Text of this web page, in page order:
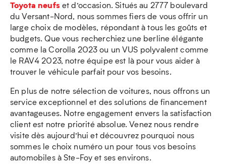
Toyota neufset d’occasion. Situés au 2777 boulevard
du Versant-Nord, nous sommes fiers de vous offrir un
large choix de modèles, répondant à tous les goûts et
budgets. Que vous recherchiez une berline élégante
comme la Corolla 2023 ou un VUS polyvalent comme
le RAV4 2023, notre équipe est là pour vous aider à
trouver le véhicule parfait pour vos besoins.
En plus de notre sélection de voitures, nous offrons un
service exceptionnel et des solutions de financement
avantageuses. Notre engagement envers la satisfaction
client est notre priorité absolue. Venez nous rendre
visite dès aujourd’hui et découvrez pourquoi nous
sommes le choix numéro un pour tous vos besoins
automobiles à Ste-Foy et ses environs.